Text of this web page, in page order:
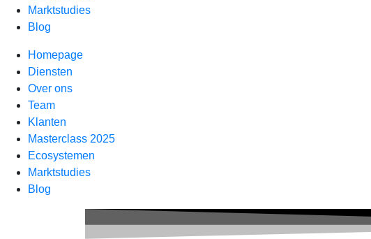
Marktstudies
Blog
Homepage
Diensten
Over ons
Team
Klanten
Masterclass 2025
Ecosystemen
Marktstudies
Blog